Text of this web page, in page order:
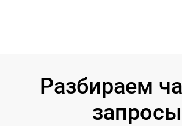
Разбираем
запросы